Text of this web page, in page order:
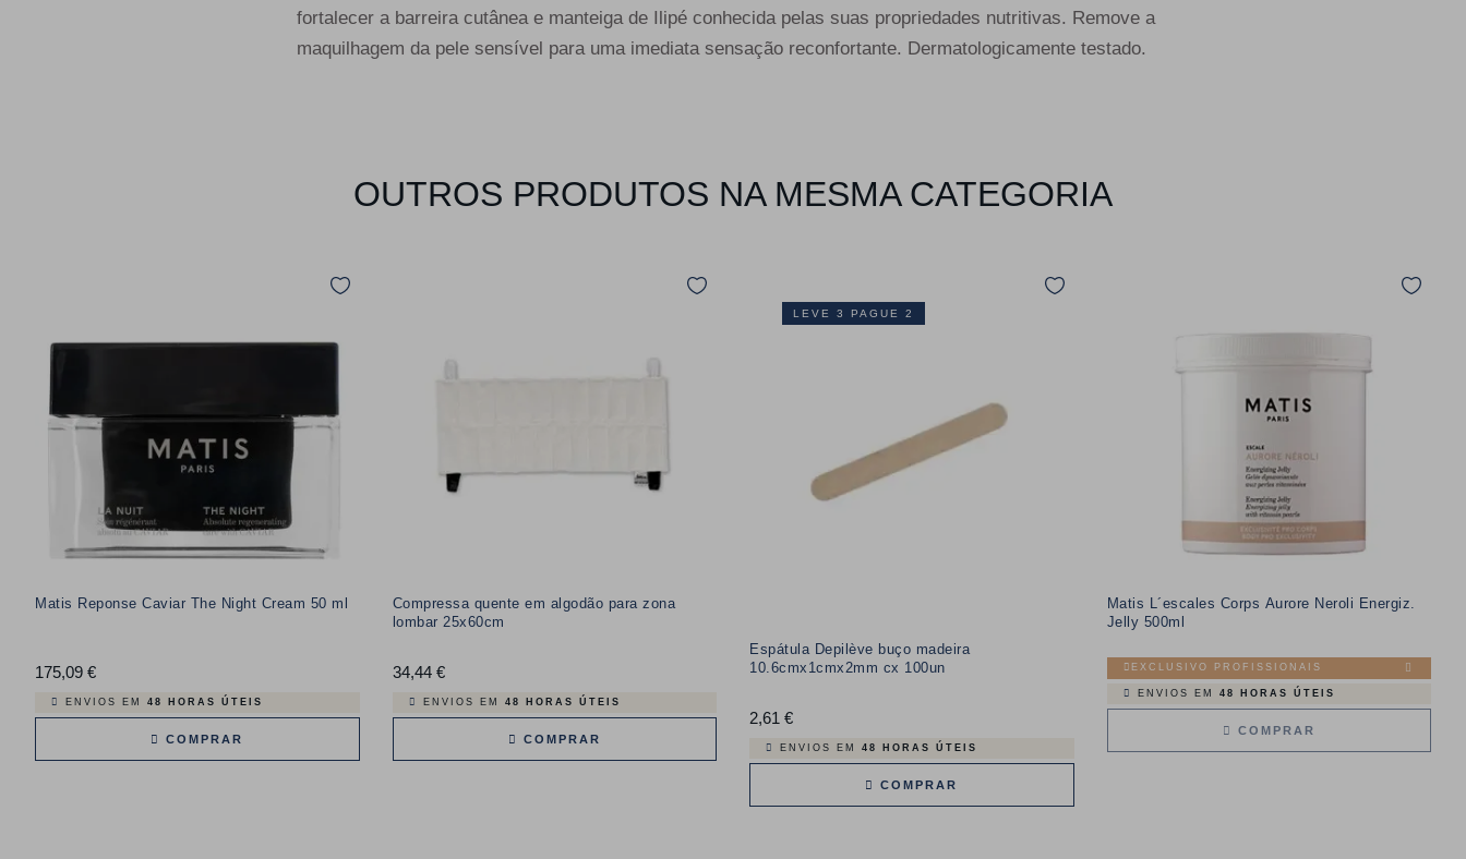
fortalecer a barreira cutânea e manteiga de Ilipé conhecida pelas suas propriedades nutritivas. Remove a
maquilhagem da pele sensível para uma imediata sensação reconfortante. Dermatologicamente testado.
OUTROS PRODUTOS NA MESMA CATEGORIA
Matis Reponse Caviar The Night Cream 50 ml
175,09 €Preço
ENVIOS EM 48 HORAS ÚTEIS
COMPRAR
Compressa quente em algodão para zona
lombar 25x60cm
34,44 €Preço
ENVIOS EM 48 HORAS ÚTEIS
COMPRAR
LEVE 3 PAGUE 2
Espátula Depilève buço madeira
10.6cmx1cmx2mm cx 100un
2,61 €Preço
ENVIOS EM 48 HORAS ÚTEIS
COMPRAR
Matis L´escales Corps Aurore Neroli Energiz.
Jelly 500ml
EXCLUSIVO PROFISSIONAIS
ENVIOS EM 48 HORAS ÚTEIS
COMPRAR